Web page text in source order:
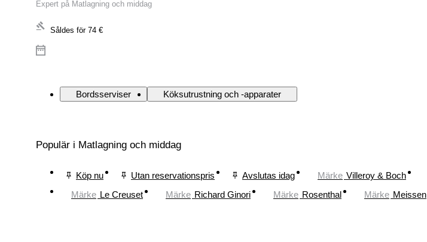
Expert på Matlagning och middag
Såldes för 74 €
Bordsserviser Köksutrustning och -apparater
Populär i Matlagning och middag
Köp nu Utan reservationspris Avslutas idag Märke Villeroy & Boch
Märke Le Creuset Märke Richard Ginori Märke Rosenthal Märke Meissen